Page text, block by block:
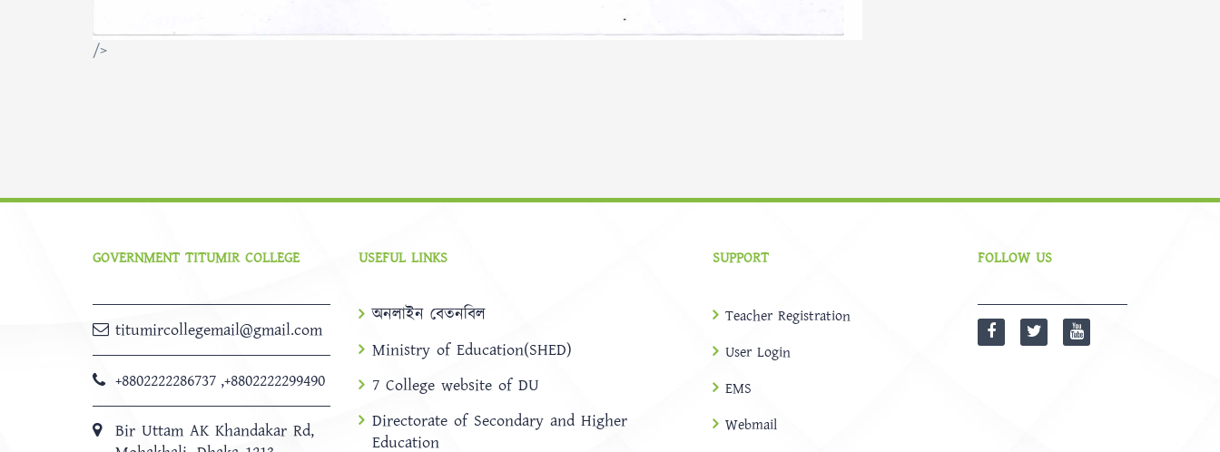
/>
GOVERNMENT TITUMIR COLLEGE
titumircollegemail@gmail.com
+8802222286737 ,+8802222299490
Bir Uttam AK Khandakar Rd,
USEFUL LINKS
অনলাইন বেতনবিল
Ministry of Education(SHED)
7 College website of DU
Directorate of Secondary and Higher
Education
SUPPORT
Teacher Registration
User Login
EMS
Webmail
FOLLOW US